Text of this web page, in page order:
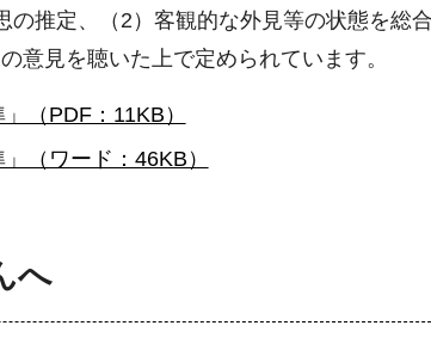
の推定、（2）客観的な外見等の状態を
意見を聴いた上で定められています。
（PDF：11KB）
（ワード：46KB）
へ